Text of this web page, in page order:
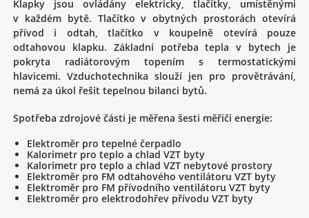
Klapky jsou ovládány elektricky, tlačítky, umístěnými
v každém bytě. Tlačítko v obytných prostorách otevírá
přívod i odtah, tlačítko v koupelně otevírá pouze
odtahovou klapku. Základní potřeba tepla v bytech je
pokryta radiátorovým topením s termostatickými
hlavicemi. Vzduchotechnika slouží jen pro provětrávání,
nemá za úkol řešit tepelnou bilanci bytů.
Spotřeba zdrojové části je měřena šesti měřiči energie:
Elektroměr pro tepelné čerpadlo
Kalorimetr pro teplo a chlad VZT byty
Kalorimetr pro teplo a chlad VZT nebytové prostory
Elektroměr pro FM odtahového ventilátoru VZT byty
Elektroměr pro FM přívodního ventilátoru VZT byty
Elektroměr pro elektrodohřev přívodu VZT byty